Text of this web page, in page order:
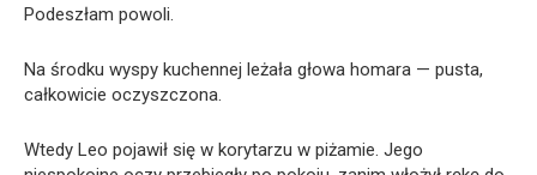
Podeszłam powoli.
Na środku wyspy kuchennej leżała głowa homara — pusta,
całkowicie oczyszczona.
Wtedy Leo pojawił się w korytarzu w piżamie. Jego